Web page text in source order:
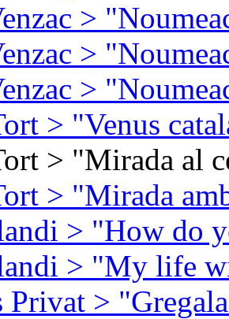
>
>
>
> "Venus
> "Mirada al
> "Mirada
> "How do
> "My life
Privat >